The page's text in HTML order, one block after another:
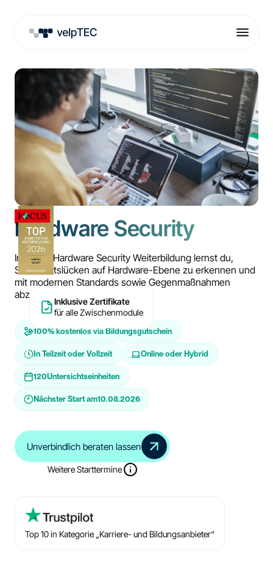
Inklusive Zertifikate
für alle Zwischenmodule
Hardware Security
In dieser Hardware Security Weiterbildung lernst du,
Sicherheitslücken auf Hardware-Ebene zu erkennen und
mit modernen Standards sowie Gegenmaßnahmen
abzuwehren.
100% kostenlos via Bildungsgutschein
In Teilzeit oder Vollzeit Online oder Hybrid
120Untersichtseinheiten
Nächster Start am10.08.2026
Unverbindlich beraten lassen
Weitere Starttermine
Top 10 in Kategorie „Karriere- und Bildungsanbieter“